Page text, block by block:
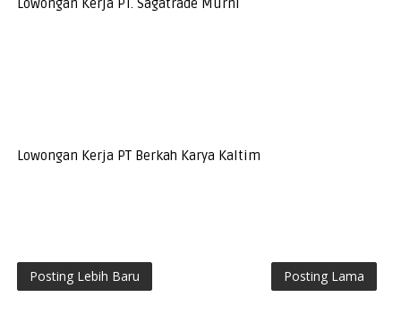
Lowongan Kerja PT. Sagatrade Murni
Lowongan Kerja PT Berkah Karya Kaltim
Posting Lebih Baru Posting Lama